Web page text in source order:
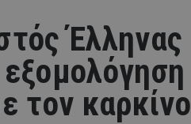
Έλληνας
τον καρκίνο